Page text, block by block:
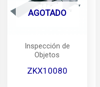
AGOTADO
Inspección de
Objetos
ZKX10080